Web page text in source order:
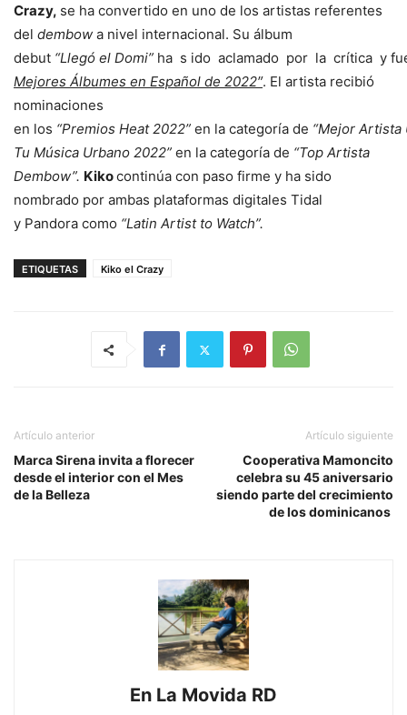
Crazy, se ha convertido en uno de los artistas referentes
del dembow a nivel internacional. Su álbum
debut “Llegó el Domi” ha s ido aclamado por la crítica y
Mejores Álbumes en Español de 2022″. El artista recibió
nominaciones
en los “Premios Heat 2022” en la categoría de “Mejor Artista
Tu Música Urbano 2022” en la categoría de “Top Artista
Dembow”. Kikocontinúa con paso firme y ha sido
nombrado por ambas plataformas digitales Tidal
y Pandora como “Latin Artist to Watch”.
ETIQUETAS Kiko el Crazy
Artículo anterior
Marca Sirena invita a florecer
desde el interior con el Mes
de la Belleza
Artículo siguiente
Cooperativa Mamoncito
celebra su 45 aniversario
siendo parte del crecimiento
de los dominicanos
En La Movida RD